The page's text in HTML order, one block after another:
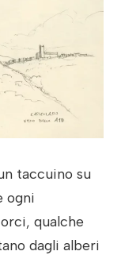
taccuino su
ogni
qualche
dagli alberi